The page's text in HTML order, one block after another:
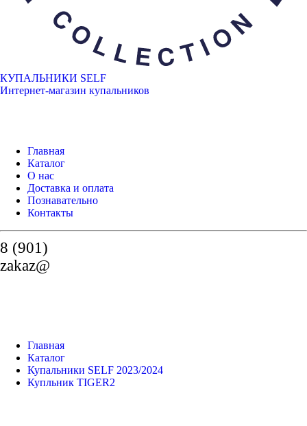
КУПАЛЬНИКИ SELF
Интернет-магазин купальников
Главная
Каталог
О нас
Доставка и оплата
Познавательно
Контакты
8 (901)
zakaz@
Главная
Каталог
Купальники SELF 2023/2024
Купльник TIGER2